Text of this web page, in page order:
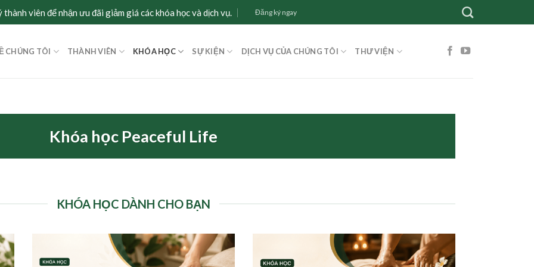
viên để nhận ưu đãi giảm giá các khóa học và dịch vụ. Đăng ký ngay
CHÚNG TÔI THÀNH VIÊN KHÓA HỌC SỰ KIỆN DỊCH VỤ CỦA CHÚNG TÔI THƯ VIỆN
Khóa học Peaceful Life
KHÓA HỌC DÀNH CHO BẠN